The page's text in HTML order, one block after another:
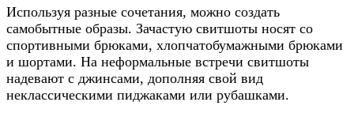
Используя разные сочетания, можно создать
самобытные образы. Зачастую свитшоты носят со
спортивными брюками, хлопчатобумажными брюками
и шортами. На неформальные встречи свитшоты
надевают с джинсами, дополняя свой вид
неклассическими пиджаками или рубашками.